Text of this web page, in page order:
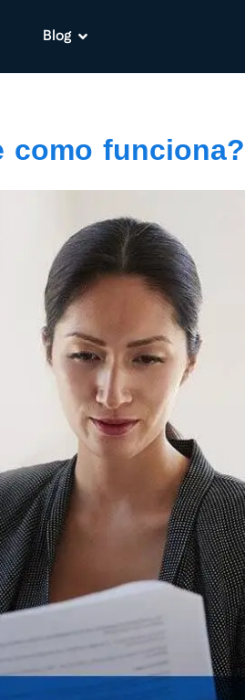
Blog
como funciona?